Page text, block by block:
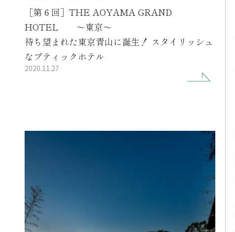
［第６回］THE AOYAMA GRAND
HOTEL ～東京～
待ち望まれた東京青山に誕生！ スタイリッシュ
なブティックホテル
2020.11.27